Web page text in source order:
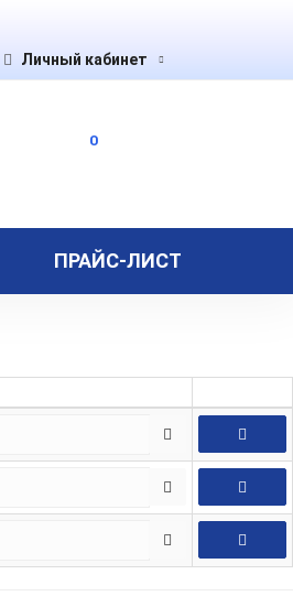
Личный кабинет
0
ПРАЙС-ЛИСТ